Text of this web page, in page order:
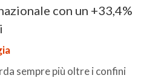
con un +33,4%
sempre più oltre i confini